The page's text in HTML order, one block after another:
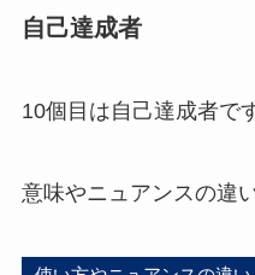
自己達成者
10個目は自己達成者で
意味やニュアンスの違